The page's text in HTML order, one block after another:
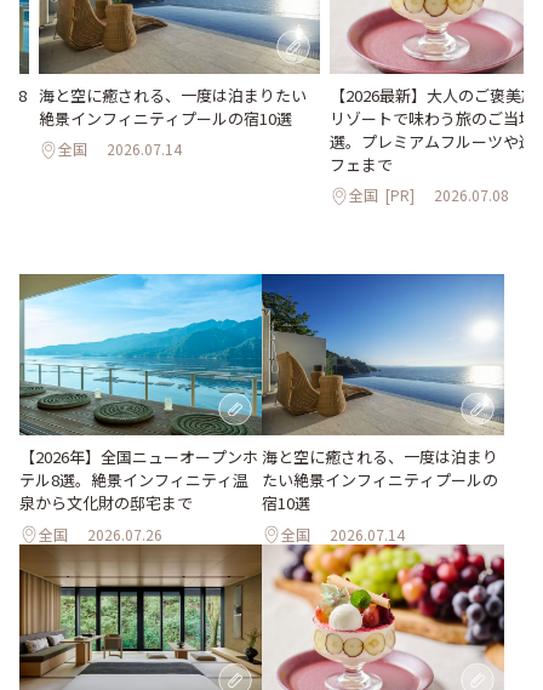
8 海と空に癒される、一度は泊まりたい
絶景インフィニティプールの宿10選
全国 2026.07.14
【2026最新】大人のご褒美
リゾートで味わう旅のご当地
選。プレミアムフルーツや進
フェまで
全国 [PR] 2026.07.08
【2026年】全国ニューオープンホ
テル8選。絶景インフィニティ温
泉から文化財の邸宅まで
全国 2026.07.26
海と空に癒される、一度は泊まり
たい絶景インフィニティプールの
宿10選
全国 2026.07.14